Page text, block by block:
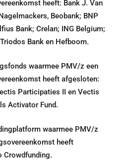
heeft: Bank J. Van
Beobank; BNP
Bank; Crelan; ING Belgium;
Bank en Hefboom.
waarmee PMV/z een
heeft afgesloten:
Participaties II en Vectis
Activator Fund.
waarmee PMV/z
heeft
Crowdfunding.